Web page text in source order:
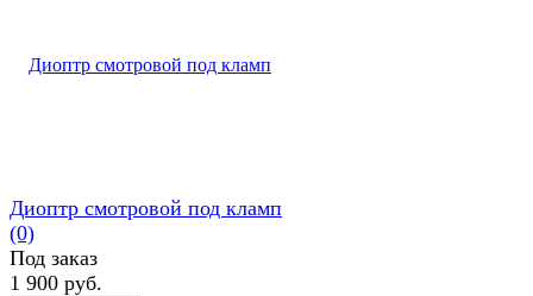
Диоптр смотровой под кламп
(0)
Под заказ
1 900 руб.